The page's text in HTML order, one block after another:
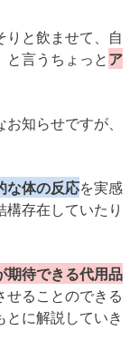
りと飲ませて、自
言うちょっとア
知らせですが、
な体の反応を実感
存在していたり
期待できる代用品
せることのできる
とに解説していき